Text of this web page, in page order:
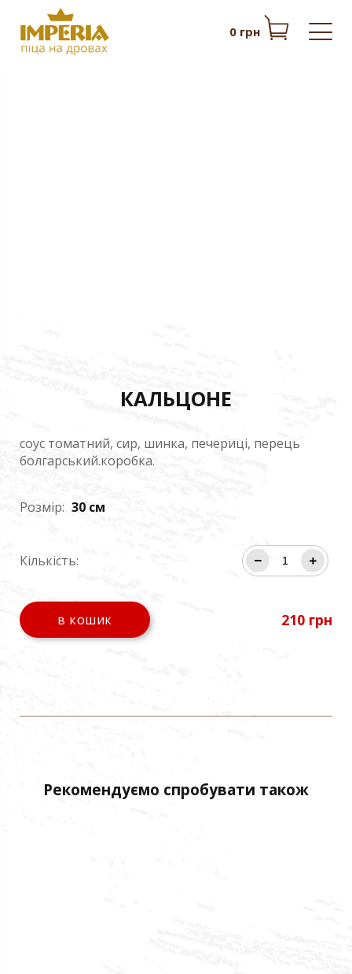
0 грн
КАЛЬЦОНЕ
соус томатний, сир, шинка, печериці, перець
болгарський.коробка.
Розмір: 30 см
Кількість:
в кошик 210 грн
Рекомендуємо спробувати також